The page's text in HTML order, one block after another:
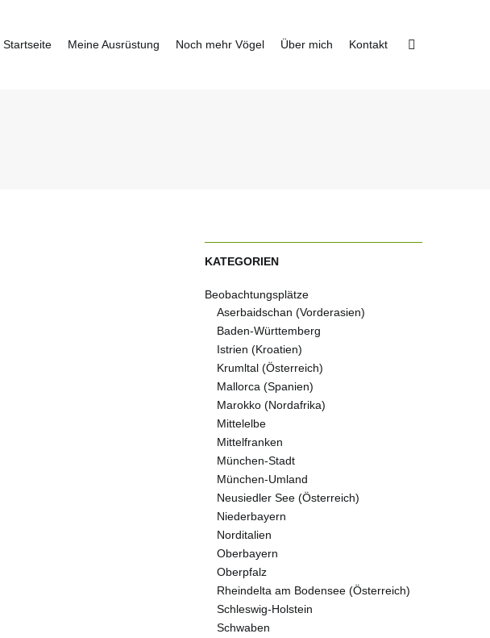
Startseite Meine Ausrüstung Noch mehr Vögel Über mich Kontakt
KATEGORIEN
Beobachtungsplätze
Aserbaidschan (Vorderasien)
Baden-Württemberg
Istrien (Kroatien)
Krumltal (Österreich)
Mallorca (Spanien)
Marokko (Nordafrika)
Mittelelbe
Mittelfranken
München-Stadt
München-Umland
Neusiedler See (Österreich)
Niederbayern
Norditalien
Oberbayern
Oberpfalz
Rheindelta am Bodensee (Österreich)
Schleswig-Holstein
Schwaben